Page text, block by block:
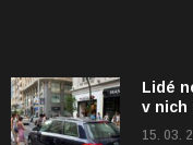
Lidé
v nich
15. 03.